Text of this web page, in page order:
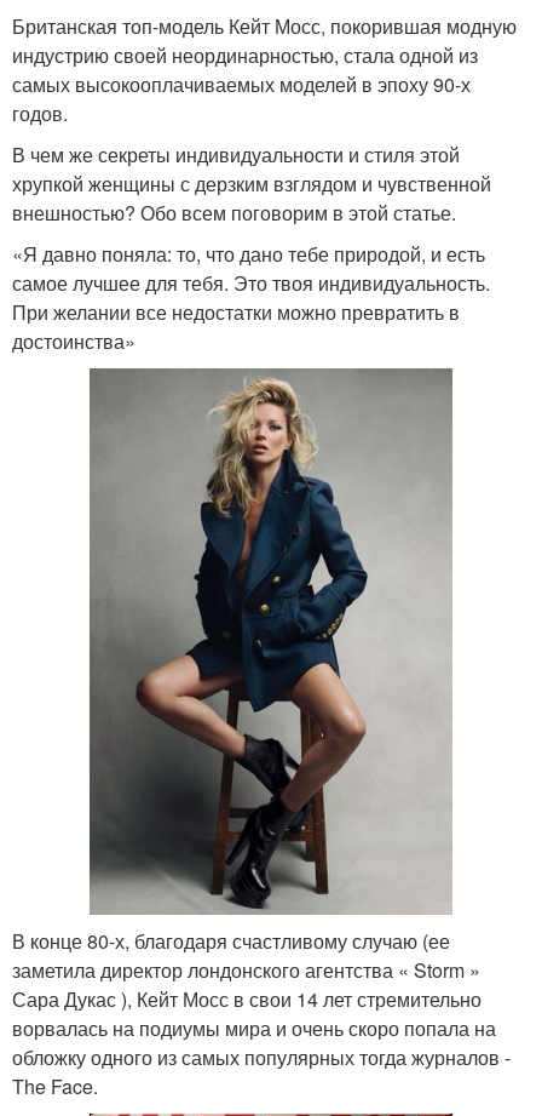
Британская топ-модель Кейт Мосс, покорившая модную
индустрию своей неординарностью, стала одной из
самых высокооплачиваемых моделей в эпоху 90-х
годов.
В чем же секреты индивидуальности и стиля этой
хрупкой женщины с дерзким взглядом и чувственной
внешностью? Обо всем поговорим в этой статье.
«Я давно поняла: то, что дано тебе природой, и есть
самое лучшее для тебя. Это твоя индивидуальность.
При желании все недостатки можно превратить в
достоинства»
В конце 80-х, благодаря счастливому случаю (ее
заметила директор лондонского агентства « Storm »
Сара Дукас ), Кейт Мосс в свои 14 лет стремительно
ворвалась на подиумы мира и очень скоро попала на
обложку одного из самых популярных тогда журналов -
The Face.